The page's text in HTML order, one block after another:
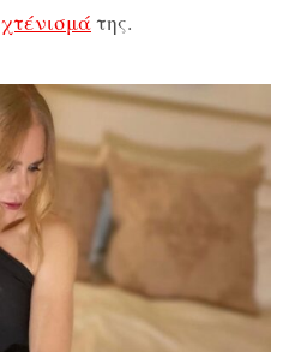
χτένισμάτης.